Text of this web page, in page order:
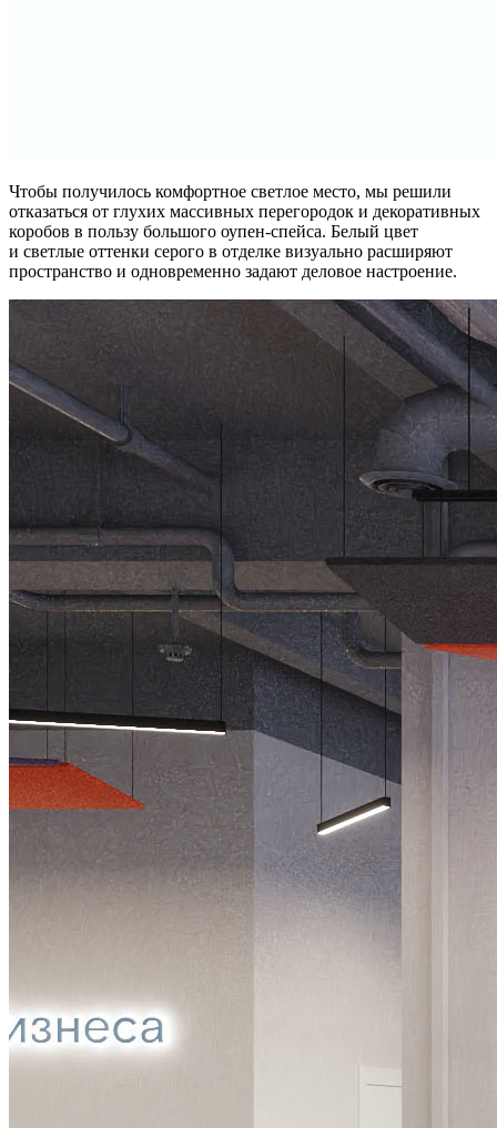
Чтобы получилось комфортное светлое место, мы решили
отказаться от глухих массивных перегородок и декоративных
коробов в пользу большого оупен-спейса. Белый цвет
и светлые оттенки серого в отделке визуально расширяют
пространство и одновременно задают деловое настроение.